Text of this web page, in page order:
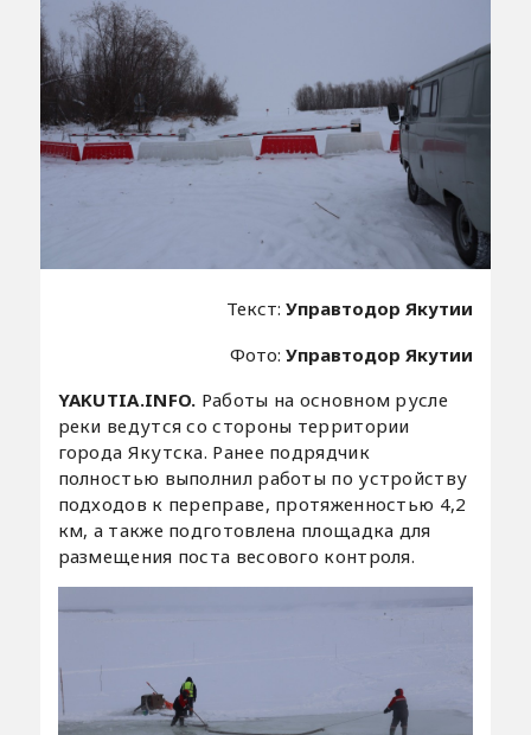
Текст:Управтодор Якутии
Фото:Управтодор Якутии
YAKUTIA.INFO. Работы на основном русле
реки ведутся со стороны территории
города Якутска. Ранее подрядчик
полностью выполнил работы по устройству
подходов к переправе, протяженностью 4,2
км, а также подготовлена площадка для
размещения поста весового контроля.